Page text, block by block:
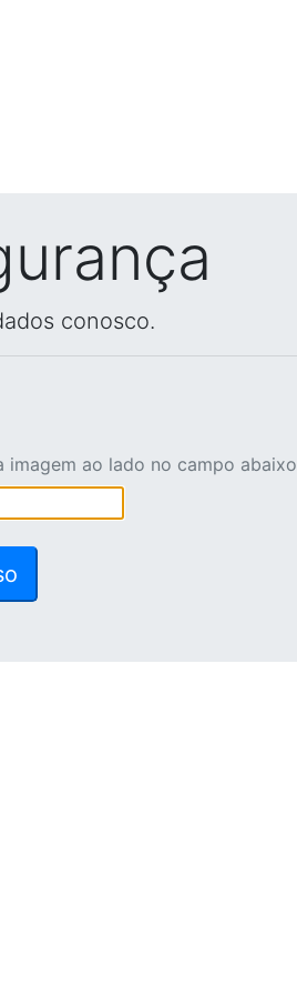
conosco.
imagem ao lado no campo abaixo